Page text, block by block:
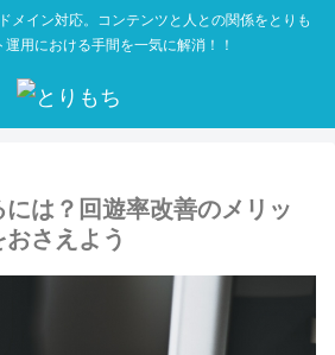
メイン対応。コンテンツと人との関係をとりも
運用における手間を一気に解消！！
には？回遊率改善のメリッ
おさえよう